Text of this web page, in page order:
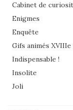
Cabinet de
Enigmes
Enquête
Gifs animés XVIIIe
Indispensable !
Insolite
Joli